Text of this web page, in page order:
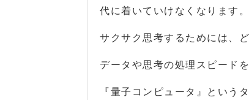
代に着いていけなくなります。
サクサク思考するためには、
データや思考の処理スピード
『量子コンピュータ』という